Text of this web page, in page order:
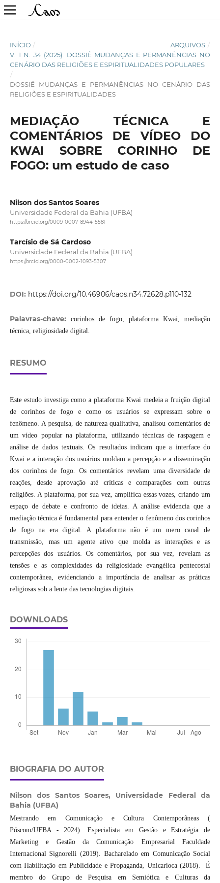
INÍCIO / ARQUIVOS /
V. 1 N. 34 (2025): DOSSIÊ MUDANÇAS E PERMANÊNCIAS NO
CENÁRIO DAS RELIGIÕES E ESPIRITUALIDADES POPULARES
/
DOSSIÊ MUDANÇAS E PERMANÊNCIAS NO CENÁRIO DAS
RELIGIÕES E ESPIRITUALIDADES
MEDIAÇÃO TÉCNICA E
COMENTÁRIOS DE VÍDEO DO
KWAI SOBRE CORINHO DE
FOGO: um estudo de caso
Nilson dos Santos Soares
Universidade Federal da Bahia (UFBA)
https://orcid.org/0009-0007-8944-5581
Tarcísio de Sá Cardoso
Universidade Federal da Bahia (UFBA)
https://orcid.org/0000-0002-1093-5307
DOI: https://doi.org/10.46906/caos.n34.72628.p110-132
Palavras-chave:
corinhos de fogo, plataforma Kwai, mediação
técnica, religiosidade digital.
RESUMO
Este estudo investiga como a plataforma Kwai medeia a fruição digital
de corinhos de fogo e como os usuários se expressam sobre o
fenômeno. A pesquisa, de natureza qualitativa, analisou comentários de
um vídeo popular na plataforma, utilizando técnicas de raspagem e
análise de dados textuais. Os resultados indicam que a interface do
Kwai e a interação dos usuários moldam a percepção e a disseminação
dos corinhos de fogo. Os comentários revelam uma diversidade de
reações, desde aprovação até críticas e comparações com outras
religiões. A plataforma, por sua vez, amplifica essas vozes, criando um
espaço de debate e confronto de ideias. A análise evidencia que a
mediação técnica é fundamental para entender o fenômeno dos corinhos
de fogo na era digital. A plataforma não é um mero canal de
transmissão, mas um agente ativo que molda as interações e as
percepções dos usuários. Os comentários, por sua vez, revelam as
tensões e as complexidades da religiosidade evangélica pentecostal
contemporânea, evidenciando a importância de analisar as práticas
religiosas sob a lente das tecnologias digitais.
DOWNLOADS
BIOGRAFIA DO AUTOR
Nilson dos Santos Soares, Universidade Federal da
Bahia (UFBA)
Mestrando em Comunicação e Cultura Contemporâneas (
Póscom/UFBA - 2024). Especialista em Gestão e Estratégia de
Marketing e Gestão da Comunicação Empresarial Faculdade
Internacional Signorelli (2019). Bacharelado em Comunicação Social
com Habilitação em Publicidade e Propaganda, Unicarioca (2018). É
membro do Grupo de Pesquisa em Semiótica e Culturas da